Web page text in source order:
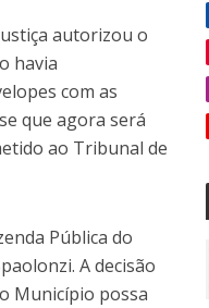
autorizou o
havia
com as
que agora será
ao Tribunal de
Pública do
A decisão
Município possa